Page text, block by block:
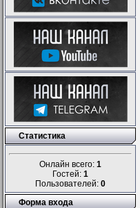
Статистика
Онлайн всего: 1
Гостей: 1
Пользователей: 0
Форма входа